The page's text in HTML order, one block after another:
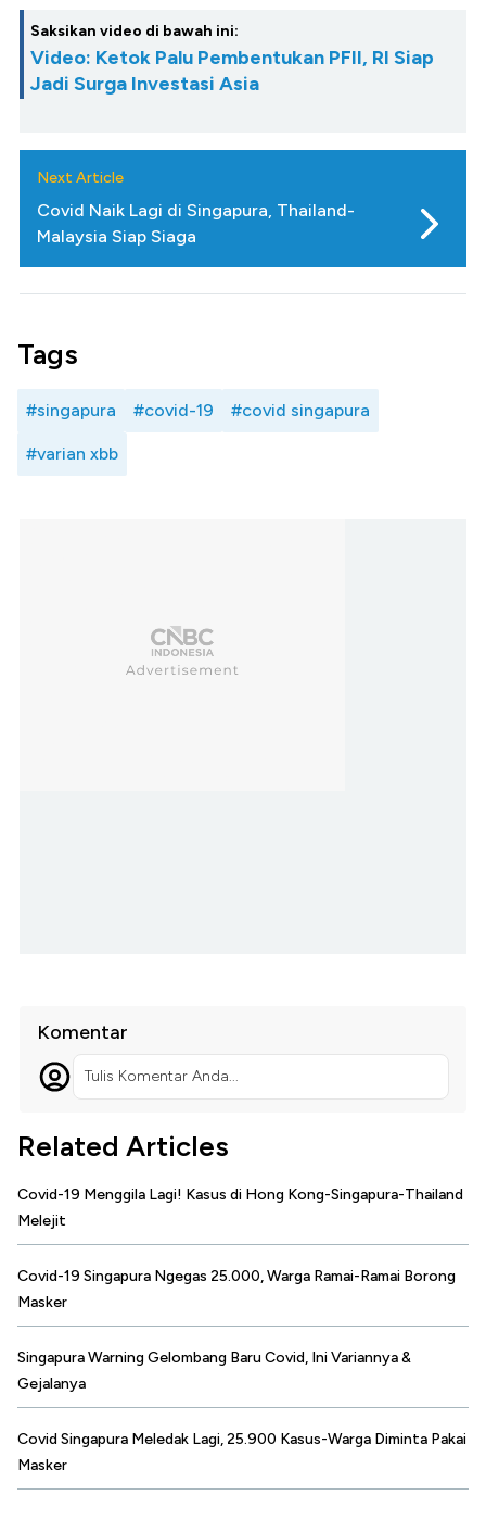
Saksikan video di bawah ini:
Video: Ketok Palu Pembentukan PFII, RI Siap
Jadi Surga Investasi Asia
Next Article
Covid Naik Lagi di Singapura, Thailand-
Malaysia Siap Siaga
Tags
#singapura #covid-19 #covid singapura
#varian xbb
Komentar
Tulis Komentar Anda...
Related Articles
Covid-19 Menggila Lagi! Kasus di Hong Kong-Singapura-Thailand
Melejit
Covid-19 Singapura Ngegas 25.000, Warga Ramai-Ramai Borong
Masker
Singapura Warning Gelombang Baru Covid, Ini Variannya &
Gejalanya
Covid Singapura Meledak Lagi, 25.900 Kasus-Warga Diminta Pakai
Masker